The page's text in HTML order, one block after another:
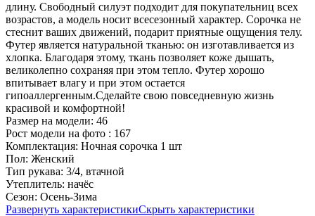
длину. Свободный силуэт подходит для покупательниц всех
возрастов, а модель носит всесезонный характер. Сорочка не
стеснит ваших движений, подарит приятные ощущения телу.
Футер является натуральной тканью: он изготавливается из
хлопка. Благодаря этому, ткань позволяет коже дышать,
великолепно сохраняя при этом тепло. Футер хорошо
впитывает влагу и при этом остается
гипоаллергенным.Сделайте свою повседневную жизнь
красивой и комфортной!
Размер на модели: 46
Рост модели на фото : 167
Комплектация: Ночная сорочка 1 шт
Пол: Женский
Тип рукава: 3/4, втачной
Утеплитель: начёс
Сезон: Осень-Зима
Развернуть характеристикиСкрыть характеристики